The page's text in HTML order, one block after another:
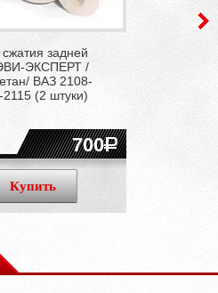
задней
ЭКСПЕРТ /
ВАЗ 2108-
(2 штуки)
700
Купить